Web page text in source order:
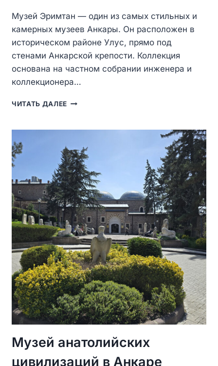
Музей Эримтан — один из самых стильных и
камерных музеев Анкары. Он расположен в
историческом районе Улус, прямо под
стенами Анкарской крепости. Коллекция
основана на частном собрании инженера и
коллекционера…
ЧИТАТЬ ДАЛЕЕ МУЗЕЙ
СОВРЕМЕННЫЙ
АРХЕОЛОГИИ
И
ИСКУССТВА
У
ПОДНОЖИЯ
АНКАРСКОЙ
КРЕПОСТИ
Музей анатолийских
цивилизаций в Анкаре